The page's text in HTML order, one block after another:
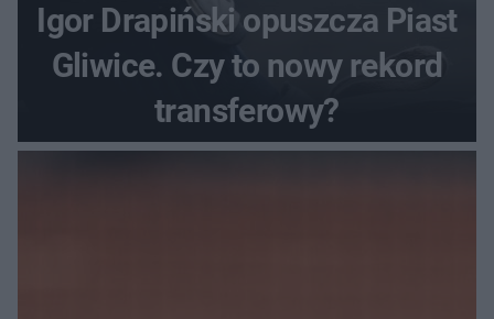
Igor Drapiński opuszcza Piast
Gliwice. Czy to nowy rekord
transferowy?